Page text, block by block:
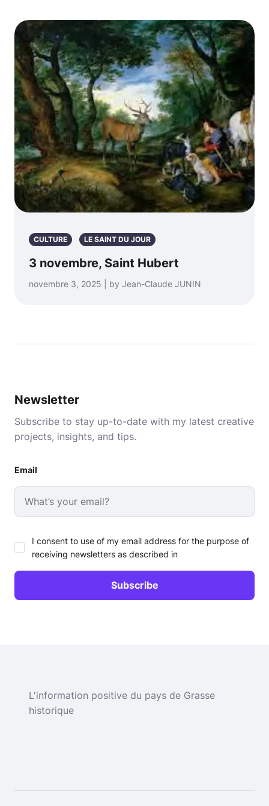
CULTURE LE SAINT DU JOUR
3 novembre, Saint Hubert
novembre 3, 2025 | by Jean-Claude JUNIN
Newsletter
Subscribe to stay up-to-date with my latest creative
projects, insights, and tips.
Email
I consent to use of my email address for the purpose of
receiving newsletters as described in
L'information positive du pays de Grasse
historique